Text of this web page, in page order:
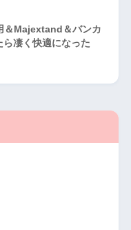
＆Majextand＆バンカ
凄く快適になった